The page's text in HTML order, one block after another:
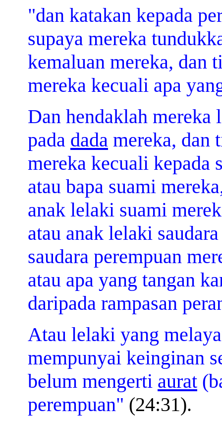
"dan katakan kepada
supaya mereka
kemaluan mereka, dan
mereka kecuali apa
Dan hendaklah mereka
pada dada mereka, dan
mereka kecuali kepada
atau bapa suami
anak lelaki suami
atau anak lelaki
saudara perempuan
atau apa yang tangan
daripada rampasan
Atau lelaki yang
mempunyai keinginan
belum mengerti aurat
perempuan" (24:31).